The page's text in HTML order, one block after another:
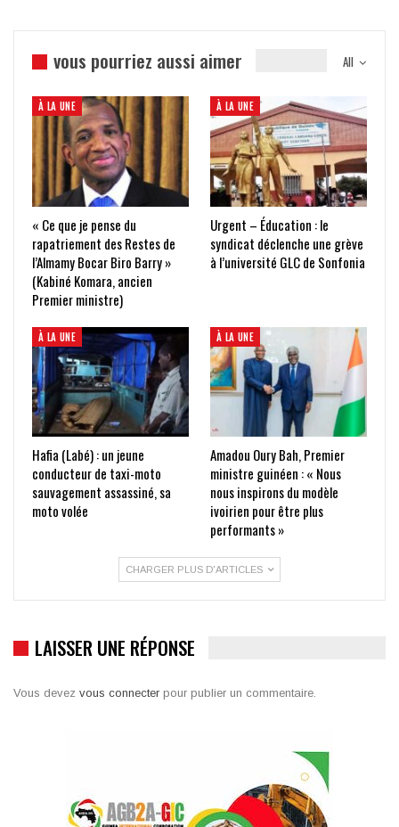
All
vous pourriez aussi aimer
À LA UNE
« Ce que je pense du
rapatriement des Restes de
l’Almamy Bocar Biro Barry »
(Kabiné Komara, ancien
Premier ministre)
À LA UNE
Urgent – Éducation : le
syndicat déclenche une grève
à l’université GLC de Sonfonia
À LA UNE
Hafia (Labé) : un jeune
conducteur de taxi-moto
sauvagement assassiné, sa
moto volée
À LA UNE
Amadou Oury Bah, Premier
ministre guinéen : « Nous
nous inspirons du modèle
ivoirien pour être plus
performants »
CHARGER PLUS D'ARTICLES
LAISSER UNE RÉPONSE
Vous devez vous connecter pour publier un commentaire.